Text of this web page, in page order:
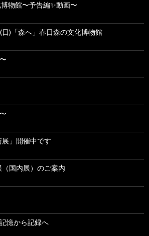
物館〜予告編✨動画〜
)「森へ」春日森の文化博物館
展」開催中です
国内展）のご案内
憶から記録へ